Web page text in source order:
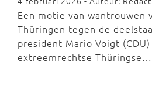
Een motie van wantrouwen
Thüringen tegen de
president Mario Voigt
extreemrechtse Thüringse…